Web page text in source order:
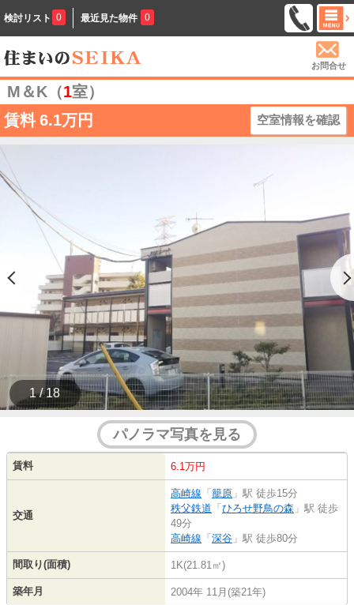
検討リスト 0 最近見た物件 0
お問合せ
M＆K（1室）
賃料 6.1万円 空室情報を確認
1 / 18
パノラマ写真を見る
賃料 6.1万円
交通
高崎線 「 籠原 」駅 徒歩15分
秩父鉄道 「 ひろせ野鳥の森 」駅 徒歩
49分
高崎線 「 深谷 」駅 徒歩80分
間取り(面積) 1K(21.81㎡)
築年月 2004年 11月(築21年)